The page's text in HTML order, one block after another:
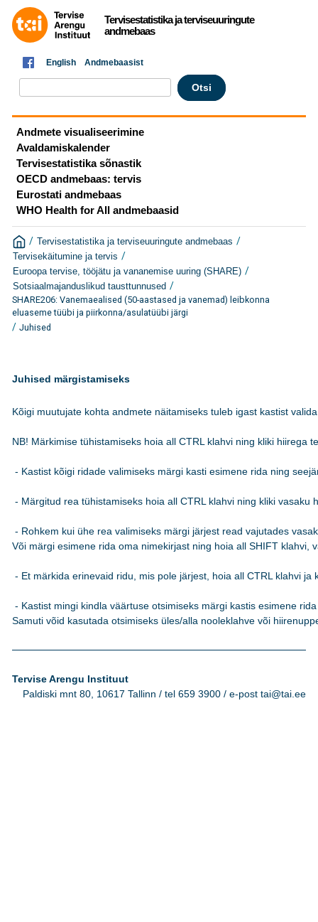
Tervisestatistika ja terviseuuringute
andmebaas
English Andmebaasist
Andmete visualiseerimine
Avaldamiskalender
Tervisestatistika sõnastik
OECD andmebaas: tervis
Eurostati andmebaas
WHO Health for All andmebaasid
/ Tervisestatistika ja terviseuuringute andmebaas /
Tervisekäitumine ja tervis /
Euroopa tervise, tööjätu ja vananemise uuring (SHARE) /
Sotsiaalmajanduslikud tausttunnused /
SHARE206: Vanemaealised (50-aastased ja vanemad) leibkonna
eluaseme tüübi ja piirkonna/asulatüübi järgi
/ Juhised
Juhised märgistamiseks
Kõigi muutujate kohta andmete näitamiseks tuleb igast kastist
NB! Märkimise tühistamiseks hoia all CTRL klahvi ning kliki hiirega
- Kastist kõigi ridade valimiseks märgi kasti esimene rida ning
- Märgitud rea tühistamiseks hoia all CTRL klahvi ning kliki vasaku
- Rohkem kui ühe rea valimiseks märgi järjest read vajutades
Või märgi esimene rida oma nimekirjast ning hoia all SHIFT klahvi,
- Et märkida erinevaid ridu, mis pole järjest, hoia all CTRL klahvi
- Kastist mingi kindla väärtuse otsimiseks märgi kastis esimene
Samuti võid kasutada otsimiseks üles/alla nooleklahve või
Tervise Arengu Instituut
Paldiski mnt 80, 10617 Tallinn / tel 659 3900 / e-post tai@tai.ee